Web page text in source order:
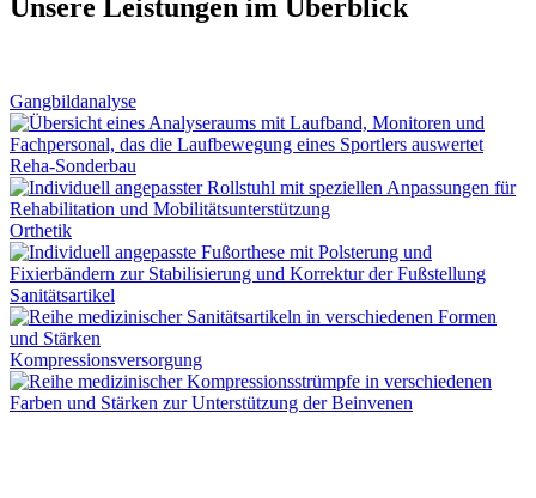
Unsere Leistungen im Überblick
Gangbildanalyse
Reha-Sonderbau
Orthetik
Sanitätsartikel
Kompressionsversorgung